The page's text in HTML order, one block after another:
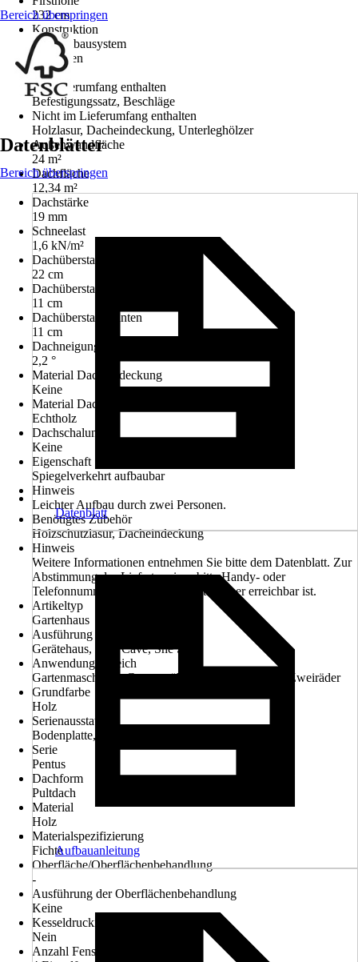
232 cm
Konstruktion
Elementbausystem
Fußboden
Ja
Im Lieferumfang enthalten
Befestigungssatz, Beschläge
Nicht im Lieferumfang enthalten
Holzlasur, Dacheindeckung, Unterleghölzer
Außenwandfläche
24 m²
Dachfläche
12,34 m²
Dachstärke
19 mm
Schneelast
1,6 kN/m²
Dachüberstand vorn
22 cm
Dachüberstand seitlich
11 cm
Dachüberstand hinten
11 cm
Dachneigung
2,2 °
Material Dacheindeckung
Keine
Material Dach
Echtholz
Dachschalung
Keine
Eigenschaft
Spiegelverkehrt aufbaubar
Hinweis
Leichter Aufbau durch zwei Personen.
Benötigtes Zubehör
Holzschutzlasur, Dacheindeckung
Hinweis
Weitere Informationen entnehmen Sie bitte dem Datenblatt. Zur
Abstimmung des Liefertermines bitte Handy- oder
Telefonnummer angeben, welche tagsüber erreichbar ist.
Artikeltyp
Gartenhaus
Ausführung
Gerätehaus, Man Cave, She Shed
Anwendungsbereich
Gartenmaschinen, Gartenmöbel, Gartenwerkzeug, Zweiräder
Grundfarbe
Holz
Serienausstattung
Bodenplatte, Fenster, Schleppdach
Serie
Pentus
Dachform
Pultdach
Material
Holz
Materialspezifizierung
Fichte
Oberfläche/Oberflächenbehandlung
-
Ausführung der Oberflächenbehandlung
Keine
Kesseldruckimprägniert
Nein
Anzahl Fenster
Bereich überspringen
Datenblätter
Bereich überspringen
Datenblatt
Aufbauanleitung